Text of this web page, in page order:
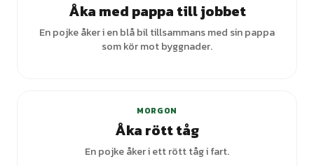
Åka med pappa till jobbet
En pojke åker i en blå bil tillsammans med sin pappa
som kör mot byggnader.
MORGON
Åka rött tåg
En pojke åker i ett rött tåg i fart.